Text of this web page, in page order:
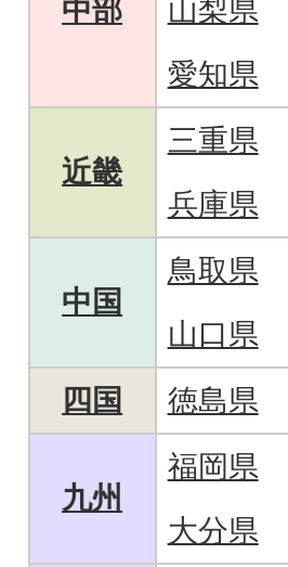
中部 山梨県
愛知県
近畿
三重県
兵庫県
中国
鳥取県
山口県
四国
徳島県
九州
福岡県
大分県